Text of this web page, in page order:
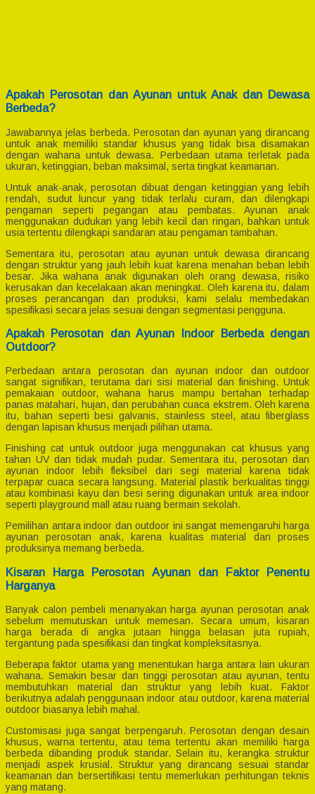
Apakah Perosotan dan Ayunan untuk Anak dan Dewasa
Berbeda?
Jawabannya jelas berbeda. Perosotan dan ayunan yang dirancang
untuk anak memiliki standar khusus yang tidak bisa disamakan
dengan wahana untuk dewasa. Perbedaan utama terletak pada
ukuran, ketinggian, beban maksimal, serta tingkat keamanan.
Untuk anak-anak, perosotan dibuat dengan ketinggian yang lebih
rendah, sudut luncur yang tidak terlalu curam, dan dilengkapi
pengaman seperti pegangan atau pembatas. Ayunan anak
menggunakan dudukan yang lebih kecil dan ringan, bahkan untuk
usia tertentu dilengkapi sandaran atau pengaman tambahan.
Sementara itu, perosotan atau ayunan untuk dewasa dirancang
dengan struktur yang jauh lebih kuat karena menahan beban lebih
besar. Jika wahana anak digunakan oleh orang dewasa, risiko
kerusakan dan kecelakaan akan meningkat. Oleh karena itu, dalam
proses perancangan dan produksi, kami selalu membedakan
spesifikasi secara jelas sesuai dengan segmentasi pengguna.
Apakah Perosotan dan Ayunan Indoor Berbeda dengan
Outdoor?
Perbedaan antara perosotan dan ayunan indoor dan outdoor
sangat signifikan, terutama dari sisi material dan finishing. Untuk
pemakaian outdoor, wahana harus mampu bertahan terhadap
panas matahari, hujan, dan perubahan cuaca ekstrem. Oleh karena
itu, bahan seperti besi galvanis, stainless steel, atau fiberglass
dengan lapisan khusus menjadi pilihan utama.
Finishing cat untuk outdoor juga menggunakan cat khusus yang
tahan UV dan tidak mudah pudar. Sementara itu, perosotan dan
ayunan indoor lebih fleksibel dari segi material karena tidak
terpapar cuaca secara langsung. Material plastik berkualitas tinggi
atau kombinasi kayu dan besi sering digunakan untuk area indoor
seperti playground mall atau ruang bermain sekolah.
Pemilihan antara indoor dan outdoor ini sangat memengaruhi harga
ayunan perosotan anak, karena kualitas material dan proses
produksinya memang berbeda.
Kisaran Harga Perosotan Ayunan dan Faktor Penentu
Harganya
Banyak calon pembeli menanyakan harga ayunan perosotan anak
sebelum memutuskan untuk memesan. Secara umum, kisaran
harga berada di angka jutaan hingga belasan juta rupiah,
tergantung pada spesifikasi dan tingkat kompleksitasnya.
Beberapa faktor utama yang menentukan harga antara lain ukuran
wahana. Semakin besar dan tinggi perosotan atau ayunan, tentu
membutuhkan material dan struktur yang lebih kuat. Faktor
berikutnya adalah penggunaan indoor atau outdoor, karena material
outdoor biasanya lebih mahal.
Customisasi juga sangat berpengaruh. Perosotan dengan desain
khusus, warna tertentu, atau tema tertentu akan memiliki harga
berbeda dibanding produk standar. Selain itu, kerangka struktur
menjadi aspek krusial. Struktur yang dirancang sesuai standar
keamanan dan bersertifikasi tentu memerlukan perhitungan teknis
yang matang.